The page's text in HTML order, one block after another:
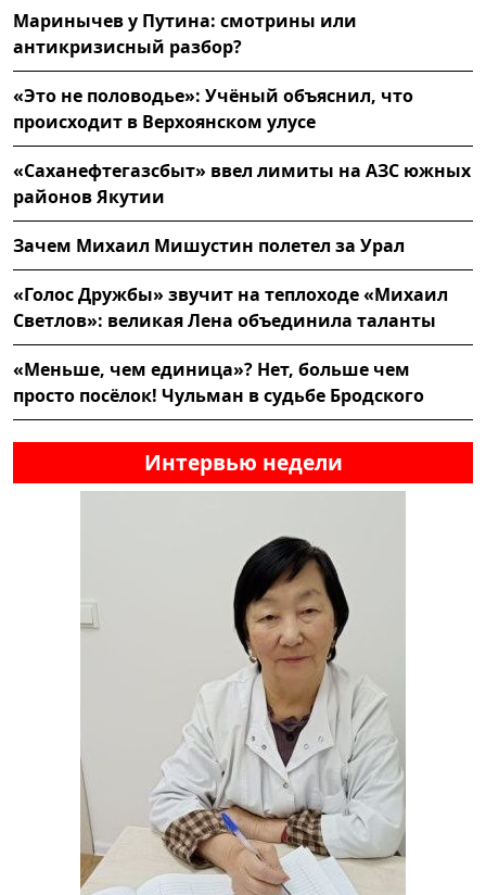
Маринычев у Путина: смотрины или
антикризисный разбор?
«Это не половодье»: Учёный объяснил, что
происходит в Верхоянском улусе
«Саханефтегазсбыт» ввел лимиты на АЗС южных
районов Якутии
Зачем Михаил Мишустин полетел за Урал
«Голос Дружбы» звучит на теплоходе «Михаил
Светлов»: великая Лена объединила таланты
«Меньше, чем единица»? Нет, больше чем
просто посёлок! Чульман в судьбе Бродского
Интервью недели